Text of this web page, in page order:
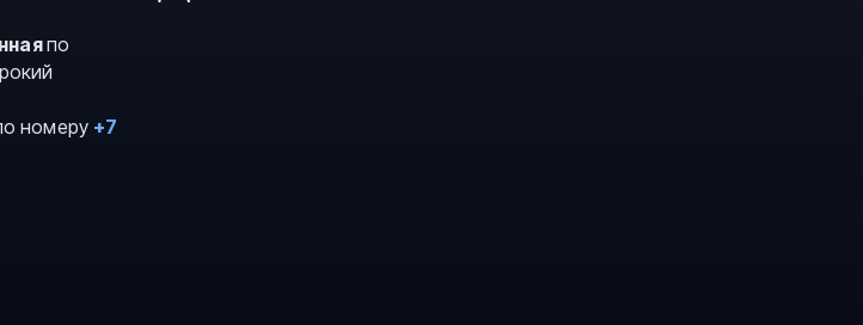
по
номеру +7